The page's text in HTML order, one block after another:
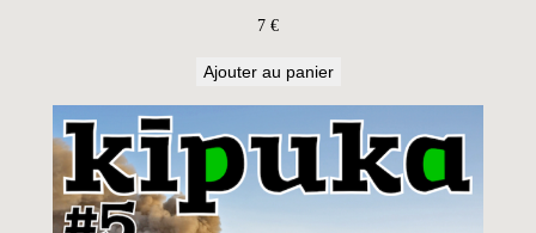
7 €
Ajouter au panier